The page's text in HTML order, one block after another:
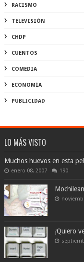
RACISMO
TELEVISIÓN
CHDP
CUENTOS
COMEDIA
ECONOMÍA
PUBLICIDAD
LO MÁS VISTO
Muchos huevos en esta
enero 08, 2007 190
¡Quiero